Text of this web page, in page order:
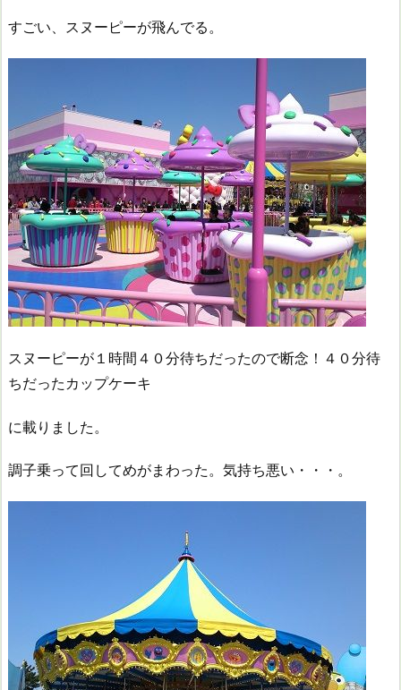
すごい、スヌーピーが飛んでる。
スヌーピーが１時間４０分待ちだったので断念！４０分待
ちだったカップケーキ
に載りました。
調子乗って回してめがまわった。気持ち悪い・・・。